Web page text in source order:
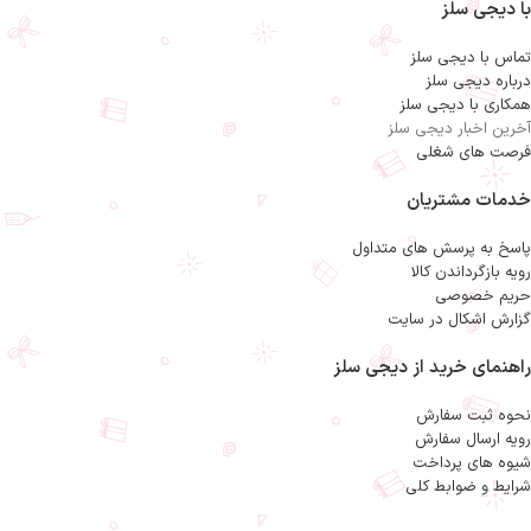
امکانات و قابلیت‌ها :
دارای پارچ برای جمع‌آوری آب‌میوه‌ها
تعداد تنظیمات سرعت : 2
لیتر
جنس تیغه (صافی) : استیل ضدزنگ
امکانات ظاهری :
پایه ضد لغزش
مخزن دستگاه
مخزن تفاله
نوع آبمیوه گیری : برقی تک کاره
گنجایش مخزن آب میوه گیری : 1.25
پایه ضد لغزش
امکانات ضد فرسودگی : سیستم ضد چکه
با دیجی سلز
تماس با دیجی سلز
درباره دیجی سلز
همکاری با دیجی سلز
آخرین اخبار دیجی سلز
فرصت های شغلی
خدمات مشتریان
پاسخ به پرسش های متداول
رویه بازگرداندن کالا
حریم خصوصی
گزارش اشکال در سایت
راهنمای خرید از دیجی سلز
نحوه ثبت سفارش
رویه ارسال سفارش
شیوه های پرداخت
شرایط و ضوابط کلی